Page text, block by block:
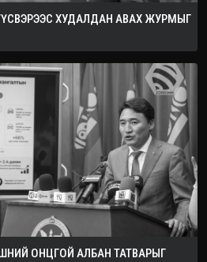
ХУДАЛДАН АВАХ ЖУРМЫГ
ОНЦГОЙ АЛБАН ТАТВАРЫГ